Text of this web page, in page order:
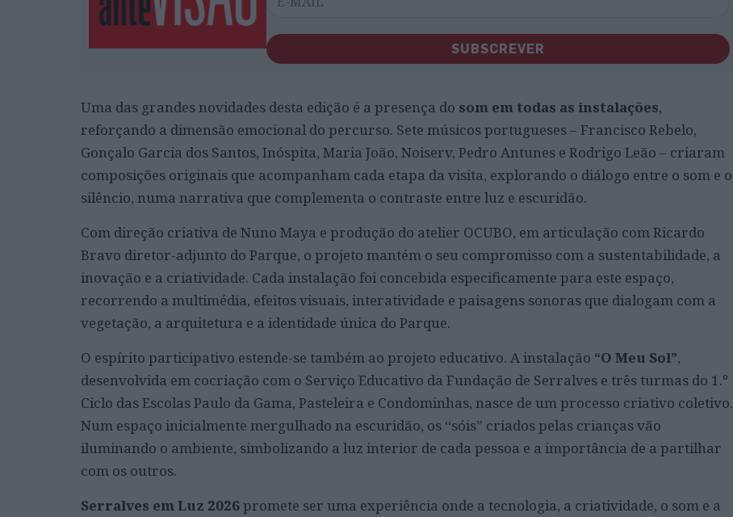
SUBSCREVER
Uma das grandes novidades desta edição é a presença do som em todas as instalações,
reforçando a dimensão emocional do percurso. Sete músicos portugueses – Francisco Rebelo,
Gonçalo Garcia dos Santos, Inóspita, Maria João, Noiserv, Pedro Antunes e Rodrigo Leão – criaram
composições originais que acompanham cada etapa da visita, explorando o diálogo entre o som e o
silêncio, numa narrativa que complementa o contraste entre luz e escuridão.
Com direção criativa de Nuno Maya e produção do atelier OCUBO, em articulação com Ricardo
Bravo diretor-adjunto do Parque, o projeto mantém o seu compromisso com a sustentabilidade, a
inovação e a criatividade. Cada instalação foi concebida especificamente para este espaço,
recorrendo a multimédia, efeitos visuais, interatividade e paisagens sonoras que dialogam com a
vegetação, a arquitetura e a identidade única do Parque.
O espírito participativo estende-se também ao projeto educativo. A instalação “O Meu Sol”,
desenvolvida em cocriação com o Serviço Educativo da Fundação de Serralves e três turmas do 1.º
Ciclo das Escolas Paulo da Gama, Pasteleira e Condominhas, nasce de um processo criativo coletivo.
Num espaço inicialmente mergulhado na escuridão, os “sóis” criados pelas crianças vão
iluminando o ambiente, simbolizando a luz interior de cada pessoa e a importância de a partilhar
com os outros.
Serralves em Luz 2026promete ser uma experiência onde a tecnologia, a criatividade, o som e a